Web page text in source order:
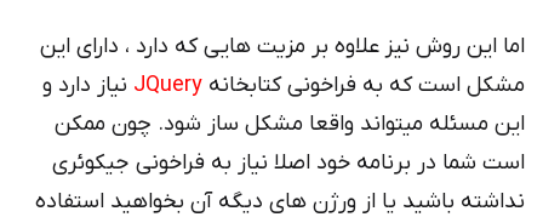
اما این روش نیز علاوه بر مزیت هایی که دارد ، دارای این
مشکل است که به فراخونی کتابخانه JQuery نیاز دارد و
این مسئله میتواند واقعا مشکل ساز شود. چون ممکن
است شما در برنامه خود اصلا نیاز به فراخونی جیکوئری
نداشته باشید یا از ورژن های دیگه آن بخواهید استفاده